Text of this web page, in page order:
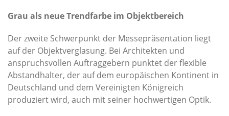
Grau als neue Trendfarbe im Objektbereich
Der zweite Schwerpunkt der Messepräsentation liegt
auf der Objektverglasung. Bei Architekten und
anspruchsvollen Auftraggebern punktet der flexible
Abstandhalter, der auf dem europäischen Kontinent in
Deutschland und dem Vereinigten Königreich
produziert wird, auch mit seiner hochwertigen Optik.